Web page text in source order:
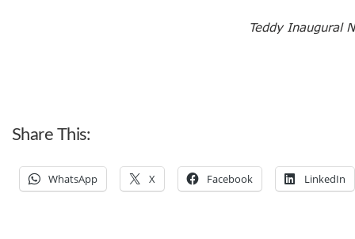
Teddy Inaugural
Share This:
WhatsApp X Facebook LinkedIn